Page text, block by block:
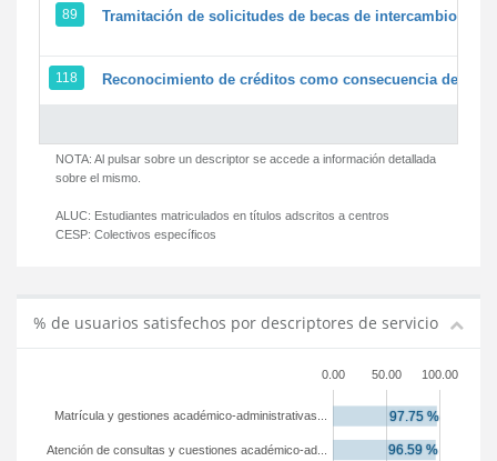
89 Tramitación de solicitudes de becas de intercambio
118 Reconocimiento de créditos como consecuencia de un
NOTA: Al pulsar sobre un descriptor se accede a información detallada
sobre el mismo.
ALUC: Estudiantes matriculados en títulos adscritos a centros
CESP: Colectivos específicos
% de usuarios satisfechos por descriptores de servicio
0.00 50.00 100.00
Atención de consultas y cuestiones académico-ad...
Matrícula y gestiones académico-administrativas...